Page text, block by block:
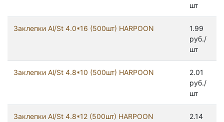
шт
Заклепки Al/St 4.0*16 (500шт) HARPOON
1.99
руб./
шт
Заклепки Al/St 4.8*10 (500шт) HARPOON
2.01
руб./
шт
Заклепки Al/St 4.8*12 (500шт) HARPOON
2.14